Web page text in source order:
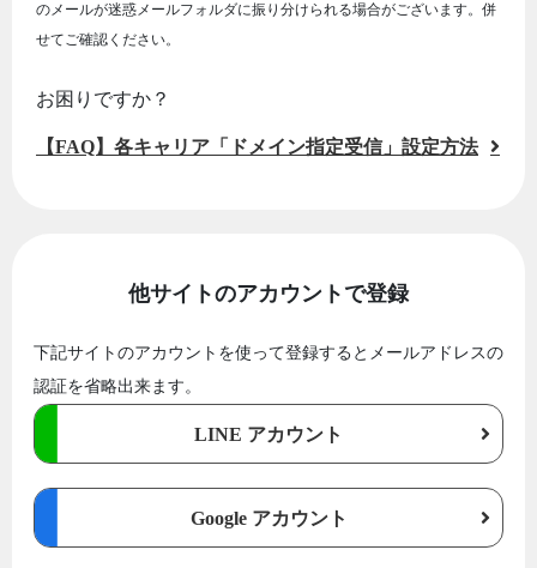
のメールが迷惑メールフォルダに振り分けられる場合がございます。併
せてご確認ください。
お困りですか？
【FAQ】各キャリア「ドメイン指定受信」設定方法
他サイトのアカウントで登録
下記サイトのアカウントを使って登録するとメールアドレスの
認証を省略出来ます。
LINE アカウント
Google アカウント